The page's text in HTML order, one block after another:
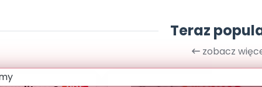
Teraz
zobacz